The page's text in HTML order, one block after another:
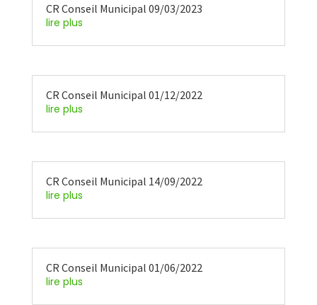
CR Conseil Municipal 09/03/2023
lire plus
CR Conseil Municipal 01/12/2022
lire plus
CR Conseil Municipal 14/09/2022
lire plus
CR Conseil Municipal 01/06/2022
lire plus